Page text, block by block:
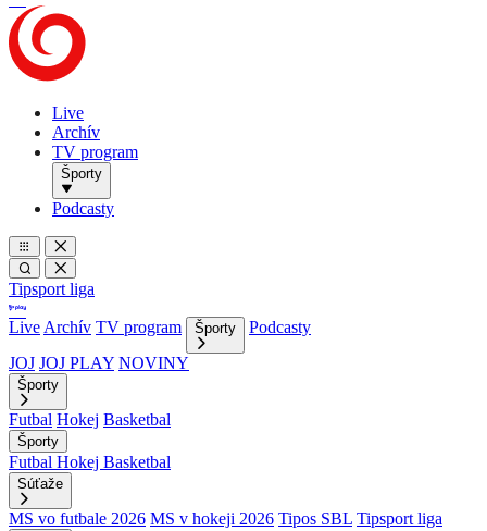
Live
Archív
TV program
Športy
Podcasty
Tipsport liga
Live Archív TV program Športy
Podcasty
JOJ JOJ PLAY NOVINY
Športy
Futbal Hokej Basketbal
Športy
Futbal Hokej Basketbal
Súťaže
MS vo futbale 2026 MS v hokeji 2026 Tipos SBL Tipsport liga